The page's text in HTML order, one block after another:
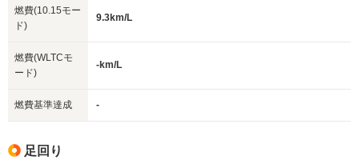
燃費(10.15モー
ド)
9.3km/L
燃費(WLTCモ
ード)
-km/L
燃費基準達成 -
足回り